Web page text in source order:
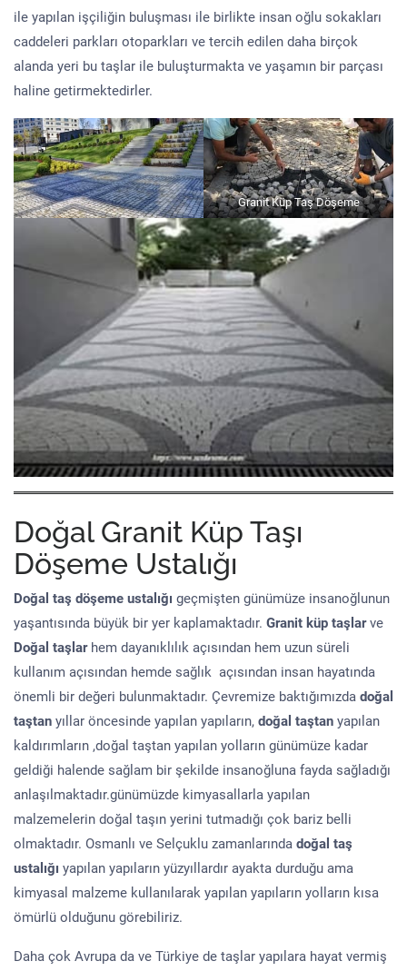
ile yapılan işçiliğin buluşması ile birlikte insan oğlu sokakları
caddeleri parkları otoparkları ve tercih edilen daha birçok
alanda yeri bu taşlar ile buluşturmakta ve yaşamın bir parçası
haline getirmektedirler.
Granit Küp Taş Döşeme
Doğal Granit Küp Taşı
Döşeme Ustalığı
Doğal taş döşeme ustalığı geçmişten günümüze insanoğlunun
yaşantısında büyük bir yer kaplamaktadır. Granit küp taşlarve
Doğal taşlar hem dayanıklılık açısından hem uzun süreli
kullanım açısından hemde sağlık açısından insan hayatında
önemli bir değeri bulunmaktadır. Çevremize baktığımızda doğal
taştan yıllar öncesinde yapılan yapıların, doğal taştan yapılan
kaldırımların ,doğal taştan yapılan yolların günümüze kadar
geldiği halende sağlam bir şekilde insanoğluna fayda sağladığı
anlaşılmaktadır.günümüzde kimyasallarla yapılan
malzemelerin doğal taşın yerini tutmadığı çok bariz belli
olmaktadır. Osmanlı ve Selçuklu zamanlarında doğal taş
ustalığı yapılan yapıların yüzyıllardır ayakta durduğu ama
kimyasal malzeme kullanılarak yapılan yapıların yolların kısa
ömürlü olduğunu görebiliriz.
Daha çok Avrupa da ve Türkiye de taşlar yapılara hayat vermiş